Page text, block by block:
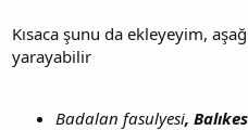
Kısaca şunu da ekleyeyim,
yarayabilir
Badalan fasulyesi,